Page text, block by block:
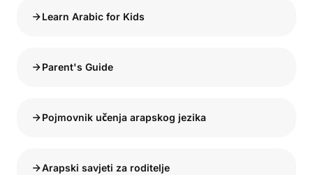
Learn Arabic for Kids
Parent's Guide
Pojmovnik učenja arapskog jezika
Arapski savjeti za roditelje